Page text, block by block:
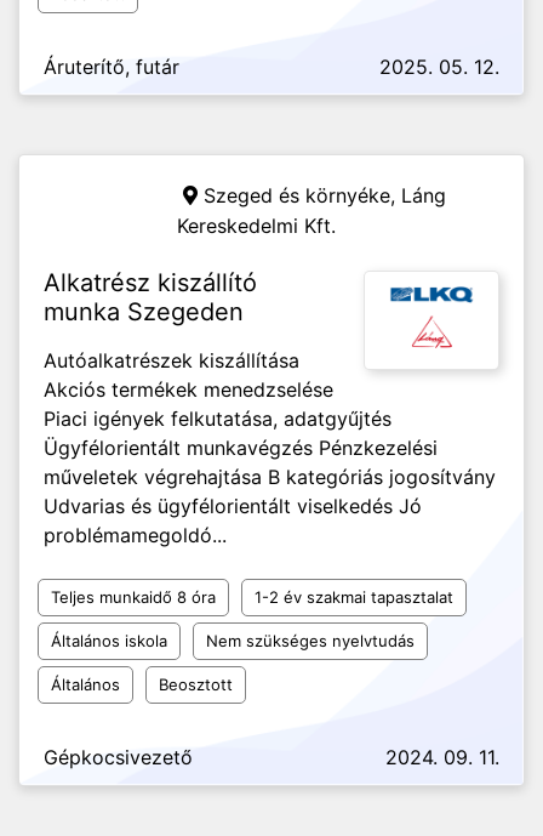
Áruterítő, futár 2025. 05. 12.
Szeged és környéke, Láng
Kereskedelmi Kft.
Alkatrész kiszállító
munka Szegeden
Autóalkatrészek kiszállítása
Akciós termékek menedzselése
Piaci igények felkutatása, adatgyűjtés
Ügyfélorientált munkavégzés Pénzkezelési
műveletek végrehajtása B kategóriás jogosítvány
Udvarias és ügyfélorientált viselkedés Jó
problémamegoldó...
Teljes munkaidő 8 óra 1-2 év szakmai tapasztalat
Általános iskola Nem szükséges nyelvtudás
Általános Beosztott
Gépkocsivezető 2024. 09. 11.